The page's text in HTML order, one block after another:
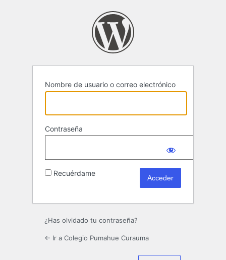
Nombre de usuario o correo electrónico
Contraseña
Recuérdame
¿Has olvidado tu contraseña?
← Ir a Colegio Pumahue Curauma